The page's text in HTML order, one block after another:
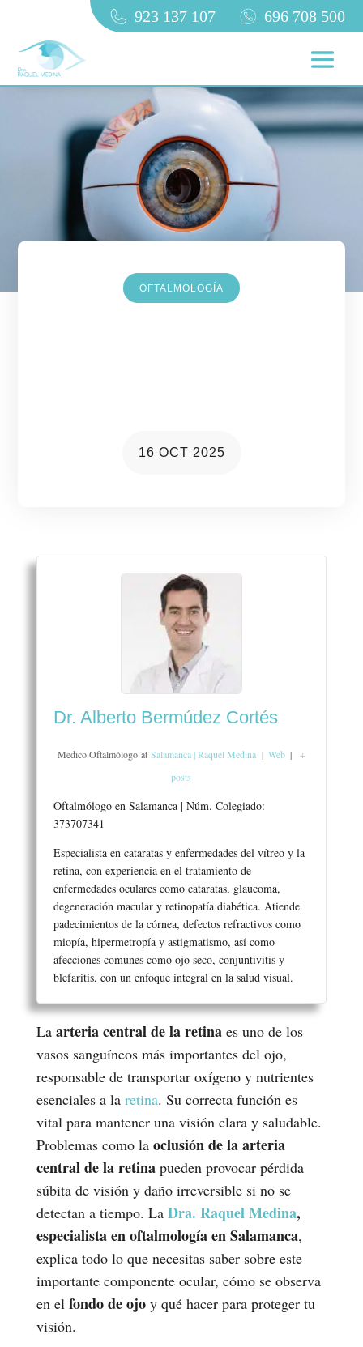
923 137 107 696 708 500
OFTALMOLOGÍA
16 OCT 2025
Dr. Alberto Bermúdez Cortés
Medico Oftalmólogo at Salamanca | Raquel Medina | Web |
+
posts
Oftalmólogo en Salamanca | Núm. Colegiado:
373707341
Especialista en cataratas y enfermedades del vítreo y la
retina, con experiencia en el tratamiento de
enfermedades oculares como cataratas, glaucoma,
degeneración macular y retinopatía diabética. Atiende
padecimientos de la córnea, defectos refractivos como
miopía, hipermetropía y astigmatismo, así como
afecciones comunes como ojo seco, conjuntivitis y
blefaritis, con un enfoque integral en la salud visual.
La arteria central de la retinaes uno de los
vasos sanguíneos más importantes del ojo,
responsable de transportar oxígeno y nutrientes
esenciales a la retina. Su correcta función es
vital para mantener una visión clara y saludable.
Problemas como la oclusión de la arteria
central de la retinapueden provocar pérdida
súbita de visión y daño irreversible si no se
detectan a tiempo. LaDra. Raquel Medina,
especialista en oftalmología en Salamanca,
explica todo lo que necesitas saber sobre este
importante componente ocular, cómo se observa
en el fondo de ojoy qué hacer para proteger tu
visión.